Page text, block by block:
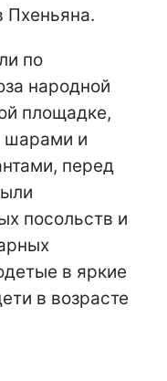
Пхеньяна.
по
народной
площадке,
шарами и
перед
посольств и
в яркие
в возрасте